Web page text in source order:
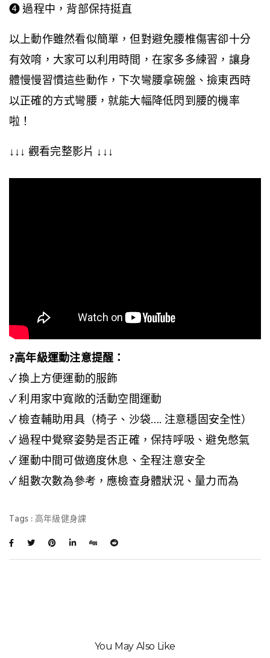
❹ 過程中，背部保持挺直
以上動作雖然看似簡單，但對避免腰椎傷害卻十分
有效唷，大家可以利用時間，在家多多練習，讓身
體慢慢習慣這些動作，下次彎腰拿碗盤、撿東西時
以正確的方式彎腰，就能大幅降低閃到腰的機率
啦！
↓↓↓ 觀看完整影片 ↓↓↓
?高年級運動注意提醒：
✓ 換上方便運動的服飾
✓ 利用家中寬敞的活動空間運動
✓ 檢查輔助用具（椅子、沙袋…. 注意穩固安全性）
✓ 過程中覺察姿勢是否正確，保持呼吸、避免憋氣
✓ 運動中間可做適度休息、全程注意安全
✓ 組數次數為參考，應檢查身體狀況、量力而為
Tags :高年級健身課
You May Also Like